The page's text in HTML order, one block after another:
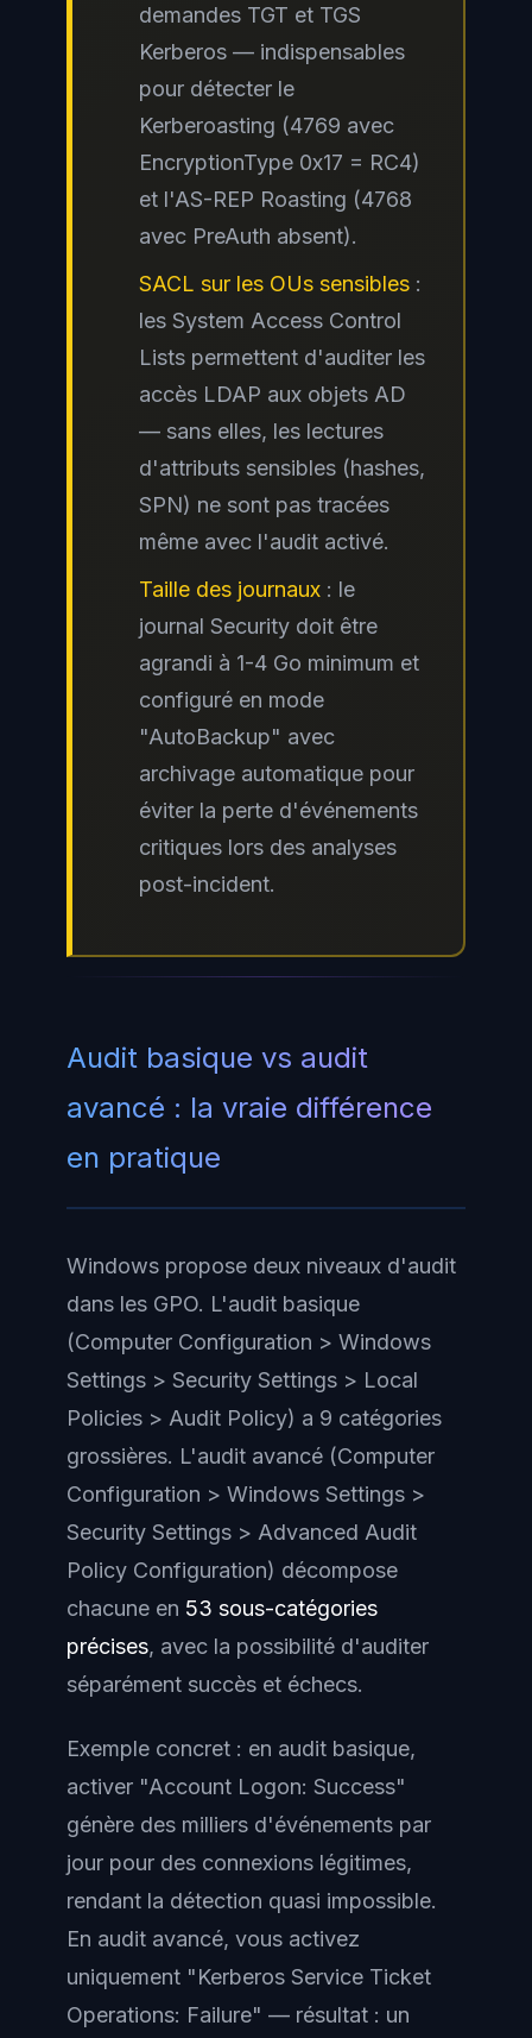
demandes TGT et TGS
Kerberos — indispensables
pour détecter le
Kerberoasting (4769 avec
EncryptionType 0x17 = RC4)
et l'AS-REP Roasting (4768
avec PreAuth absent).
SACL sur les OUs sensibles :
les System Access Control
Lists permettent d'auditer les
accès LDAP aux objets AD
— sans elles, les lectures
d'attributs sensibles (hashes,
SPN) ne sont pas tracées
même avec l'audit activé.
Taille des journaux : le
journal Security doit être
agrandi à 1-4 Go minimum et
configuré en mode
"AutoBackup" avec
archivage automatique pour
éviter la perte d'événements
critiques lors des analyses
post-incident.
Audit basique vs audit
avancé : la vraie différence
en pratique
Windows propose deux niveaux d'audit
dans les GPO. L'audit basique
(Computer Configuration > Windows
Settings > Security Settings > Local
Policies > Audit Policy) a 9 catégories
grossières. L'audit avancé (Computer
Configuration > Windows Settings >
Security Settings > Advanced Audit
Policy Configuration) décompose
chacune en 53 sous-catégories
précises, avec la possibilité d'auditer
séparément succès et échecs.
Exemple concret : en audit basique,
activer "Account Logon: Success"
génère des milliers d'événements par
jour pour des connexions légitimes,
rendant la détection quasi impossible.
En audit avancé, vous activez
uniquement "Kerberos Service Ticket
Operations: Failure" — résultat : un